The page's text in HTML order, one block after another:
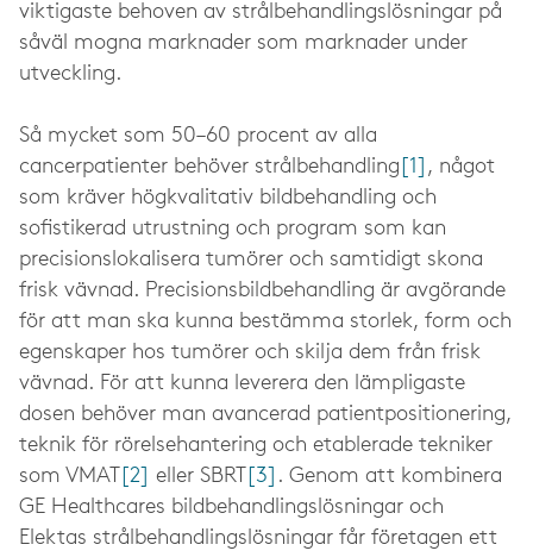
viktigaste behoven av strålbehandlingslösningar på
såväl mogna marknader som marknader under
utveckling.
Så mycket som 50–60 procent av alla
cancerpatienter behöver strålbehandling [1] , något
som kräver högkvalitativ bildbehandling och
sofistikerad utrustning och program som kan
precisionslokalisera tumörer och samtidigt skona
frisk vävnad. Precisionsbildbehandling är avgörande
för att man ska kunna bestämma storlek, form och
egenskaper hos tumörer och skilja dem från frisk
vävnad. För att kunna leverera den lämpligaste
dosen behöver man avancerad patientpositionering,
teknik för rörelsehantering och etablerade tekniker
som VMAT
[2] eller SBRT [3] . Genom att kombinera
GE Healthcares bildbehandlingslösningar och
Elektas strålbehandlingslösningar får företagen ett